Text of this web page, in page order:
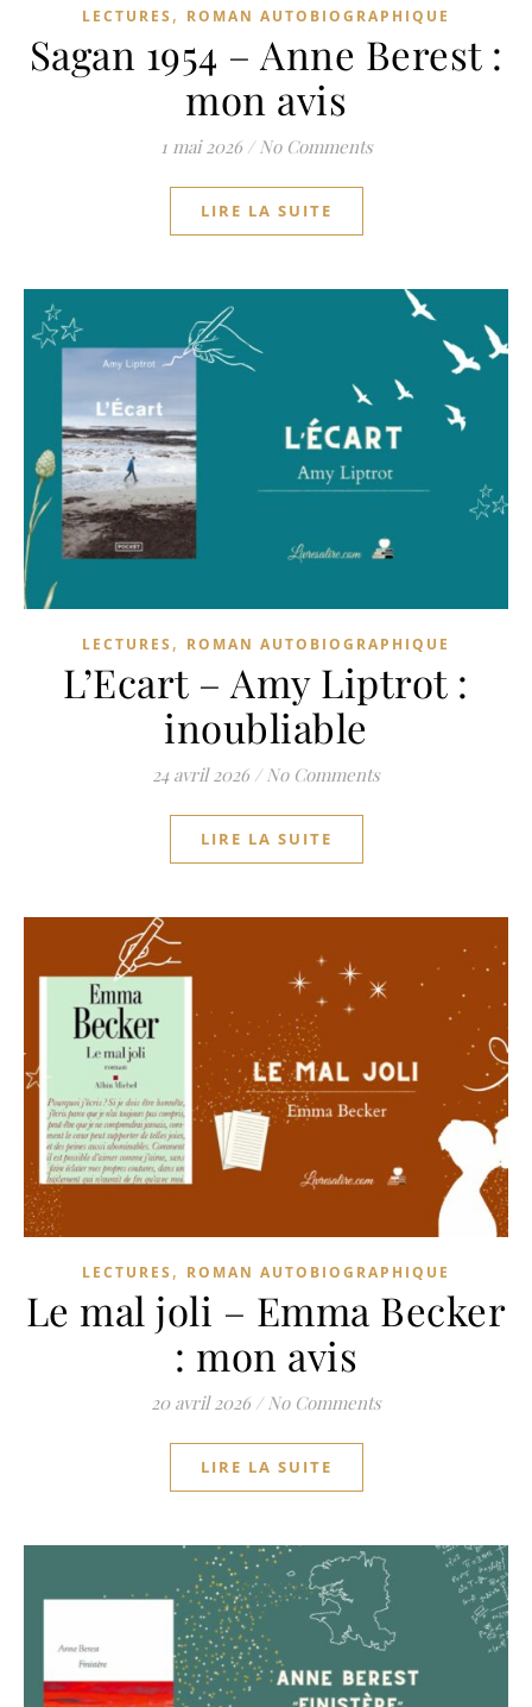
LECTURES , ROMAN AUTOBIOGRAPHIQUE
Sagan 1954 – Anne Berest :
mon avis
1 mai 2026 / No Comments
LIRE LA SUITE
LECTURES , ROMAN AUTOBIOGRAPHIQUE
L’Ecart – Amy Liptrot :
inoubliable
24 avril 2026 / No Comments
LIRE LA SUITE
LECTURES , ROMAN AUTOBIOGRAPHIQUE
Le mal joli – Emma Becker
: mon avis
20 avril 2026 / No Comments
LIRE LA SUITE